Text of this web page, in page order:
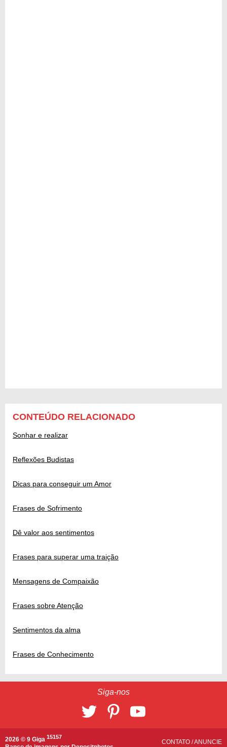
CONTEÚDO RELACIONADO
Sonhar e realizar
Reflexões Budistas
Dicas para conseguir um Amor
Frases de Sofrimento
Dê valor aos sentimentos
Frases para superar uma traição
Mensagens de Compaixão
Frases sobre Atenção
Sentimentos da alma
Frases de Conhecimento
Siga-nos
2026 © 9 Giga 15157
CONTATO /ANUNCIE